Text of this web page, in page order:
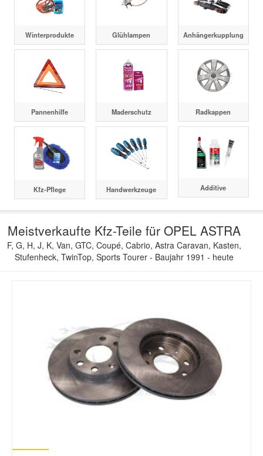
Winterprodukte Glühlampen Anhängerkupplung
Pannenhilfe Maderschutz Radkappen
Kfz-Pflege Handwerkzeuge Additive
Meistverkaufte Kfz-Teile für OPEL ASTRA
F, G, H, J, K, Van, GTC, Coupé, Cabrio, Astra Caravan, Kasten,
Stufenheck, TwinTop, Sports Tourer - Baujahr 1991 - heute